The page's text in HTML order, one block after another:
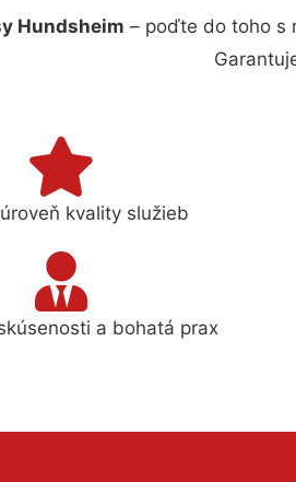
Hundsheim – poďte do toho s
kvality služieb
a bohatá prax